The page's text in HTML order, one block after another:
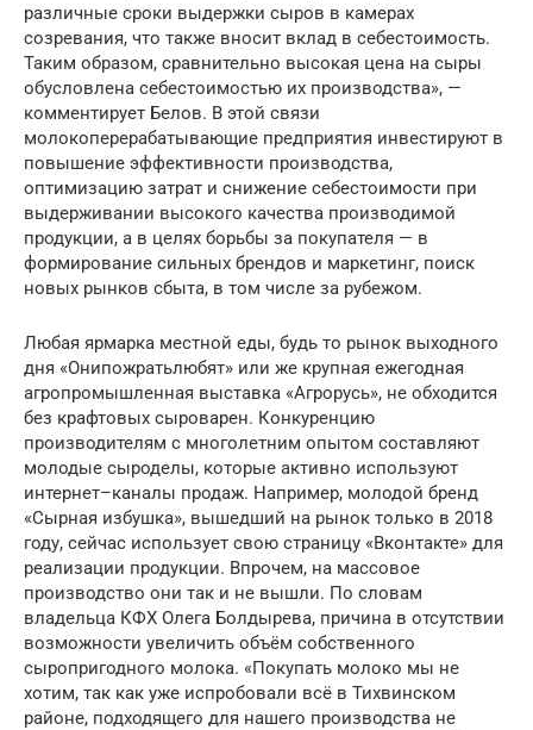
различные сроки выдержки сыров в камерах
созревания, что также вносит вклад в себестоимость.
Таким образом, сравнительно высокая цена на сыры
обусловлена себестоимостью их производства», —
комментирует Белов. В этой связи
молокоперерабатывающие предприятия инвестируют в
повышение эффективности производства,
оптимизацию затрат и снижение себестоимости при
выдерживании высокого качества производимой
продукции, а в целях борьбы за покупателя — в
формирование сильных брендов и маркетинг, поиск
новых рынков сбыта, в том числе за рубежом.
Любая ярмарка местной еды, будь то рынок выходного
дня «Онипожратьлюбят» или же крупная ежегодная
агропромышленная выставка «Агрорусь», не обходится
без крафтовых сыроварен. Конкуренцию
производителям с многолетним опытом составляют
молодые сыроделы, которые активно используют
интернет–каналы продаж. Например, молодой бренд
«Сырная избушка», вышедший на рынок только в 2018
году, сейчас использует свою страницу «Вконтакте» для
реализации продукции. Впрочем, на массовое
производство они так и не вышли. По словам
владельца КФХ Олега Болдырева, причина в отсутствии
возможности увеличить объём собственного
сыропригодного молока. «Покупать молоко мы не
хотим, так как уже испробовали всё в Тихвинском
районе, подходящего для нашего производства не